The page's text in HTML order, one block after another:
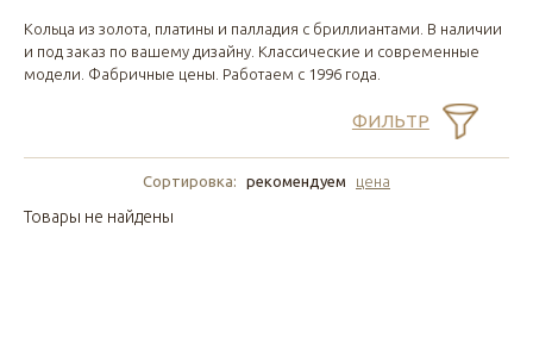
Кольца из золота, платины и палладия с бриллиантами. В наличии
и под заказ по вашему дизайну. Классические и современные
модели. Фабричные цены. Работаем с 1996 года.
ФИЛЬТР
Сортировка: рекомендуем цена
Товары не найдены